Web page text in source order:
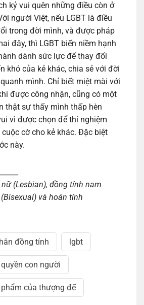
kỷ vui quên những điều còn ở
người Việt, nếu LGBT là điều
trong đời mình, và được pháp
đây, thì LGBT biến niềm hạnh
dành sức lực để thay đổi
khó của kẻ khác, chia sẻ với đời
mình. Chỉ biết miệt mài với
được công nhận, cũng có một
thật sự thấy mình thấp hèn
vì được chọn để thí nghiệm
cờ cho kẻ khác. Đặc biệt
này.
nữ (Lesbian), đồng tính nam
và hoán tính
đồng tính lgbt
quyền con người
của thượng đế